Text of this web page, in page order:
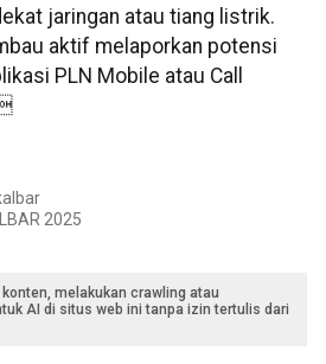
jaringan atau tiang listrik.
aktif melaporkan potensi
PLN Mobile atau Call
2025
melakukan crawling atau
AI di situs web ini tanpa izin tertulis dari